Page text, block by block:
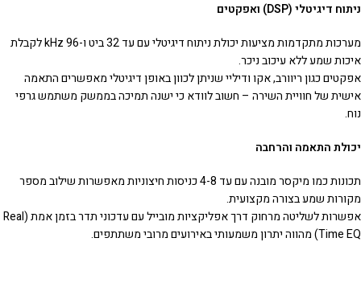
ניתוח דיגיטלי (DSP) ואפקטים
מערכות מתקדמות מציעות יכולת ניתוח דיגיטלי עם עד 32 ביט ו-96 kHz לקבלת
איכות שמע ללא עיכוב ניכר.
אפקטים כגון ריוורב, אקו ודיליי שניתן לכוון באופן דיגיטלי מאפשרים התאמה
אישית של חוויית השירה – חשוב לוודא כי ישנה תמיכה בממשק משתמש גרפי
נוח.
יכולת התאמה והרחבה
תכונות כמו מיקסר מובנה עם עד 4-8 כניסות חיצוניות מאפשרות שילוב מספר
מקורות שמע בצורה מקצועית.
אפשרות לשליטה מרחוק דרך אפליקציות מובייל עם עדכוני תדר בזמן אמת (Real
Time EQ) מהווה יתרון משמעותי באירועים מרובי משתתפים.